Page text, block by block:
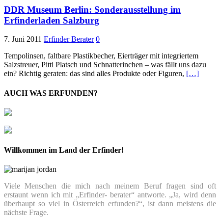
DDR Museum Berlin: Sonderausstellung im
Erfinderladen Salzburg
7. Juni 2011 Erfinder Berater 0
Tempolinsen, faltbare Plastikbecher, Eierträger mit integriertem
Salzstreuer, Pitti Platsch und Schnatterinchen – was fällt uns dazu
ein? Richtig geraten: das sind alles Produkte oder Figuren, […]
AUCH WAS ERFUNDEN?
Willkommen im Land der Erfinder!
Viele Menschen die mich nach meinem Beruf fragen sind oft
erstaunt wenn ich mit „Erfinder- berater“ antworte. „Ja, wird denn
überhaupt so viel in Österreich erfunden?“, ist dann meistens die
nächste Frage.